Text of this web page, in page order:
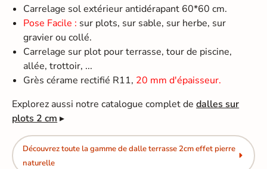
Carrelage sol extérieur antidérapant 60*60 cm.
Pose Facile : sur plots, sur sable, sur herbe, sur
gravier ou collé.
Carrelage sur plot pour terrasse, tour de piscine,
allée, trottoir, ...
Grès cérame rectifié R11, 20 mm d'épaisseur.
Explorez aussi notre catalogue complet dedalles sur
plots 2 cm ▸
Découvrez toute la gamme de dalle terrasse 2cm effet pierre
naturelle